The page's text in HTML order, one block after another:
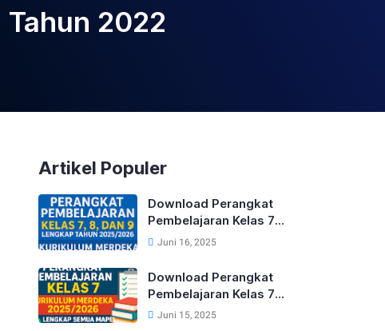
2022
Artikel Populer
Download Perangkat
Pembelajaran Kelas 7,
8, dan 9 Lengkap
Kurikulum Merdeka
Juni 16, 2025
Download Perangkat
Pembelajaran Kelas 7
Kurikulum Merdeka
Juni 15, 2025